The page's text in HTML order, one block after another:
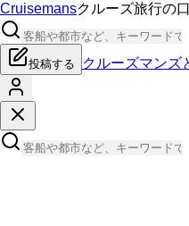
Cruisemansクルーズ旅行の
投稿する クルーズマンズ